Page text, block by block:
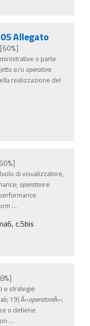
Allegato
[60%]
o parte
e/o operatore
realizzazione del
di visualizzatore,
operatoree
…
c.5bis
e strategie
19) Â«operatoreÂ»:
o detiene
…